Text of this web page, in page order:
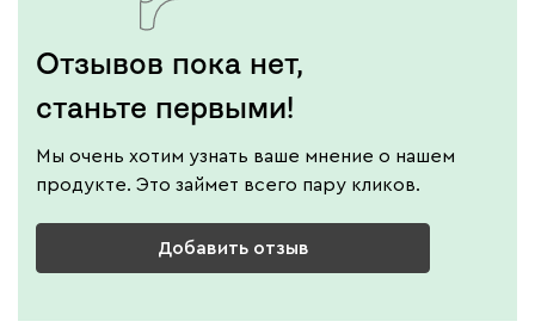
Отзывов пока нет,
станьте первыми!
Мы очень хотим узнать ваше мнение о нашем
продукте. Это займет всего пару кликов.
Добавить отзыв